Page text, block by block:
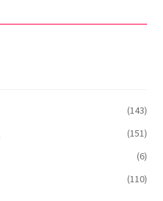
(143)
(151)
(6)
(110)